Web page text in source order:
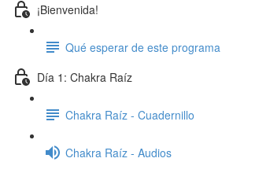
¡Bienvenida!
Qué esperar de este programa
Día 1: Chakra Raíz
Chakra Raíz - Cuadernillo
Chakra Raíz - Audios